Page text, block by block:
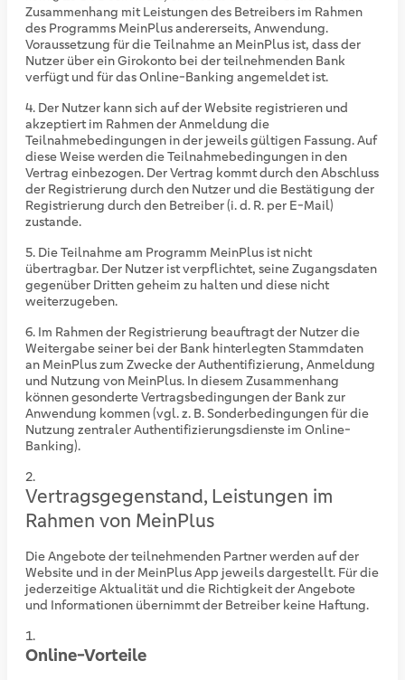
Zusammenhang mit Leistungen des Betreibers im Rahmen
des Programms MeinPlus andererseits, Anwendung.
Voraussetzung für die Teilnahme an MeinPlus ist, dass der
Nutzer über ein Girokonto bei der teilnehmenden Bank
verfügt und für das Online-Banking angemeldet ist.
Der Nutzer kann sich auf der Website registrieren und
akzeptiert im Rahmen der Anmeldung die
Teilnahmebedingungen in der jeweils gültigen Fassung. Auf
diese Weise werden die Teilnahmebedingungen in den
Vertrag einbezogen. Der Vertrag kommt durch den Abschluss
der Registrierung durch den Nutzer und die Bestätigung der
Registrierung durch den Betreiber (i. d. R. per E-Mail)
zustande.
Die Teilnahme am Programm MeinPlus ist nicht
übertragbar. Der Nutzer ist verpflichtet, seine Zugangsdaten
gegenüber Dritten geheim zu halten und diese nicht
weiterzugeben.
Im Rahmen der Registrierung beauftragt der Nutzer die
Weitergabe seiner bei der Bank hinterlegten Stammdaten
an MeinPlus zum Zwecke der Authentifizierung, Anmeldung
und Nutzung von MeinPlus. In diesem Zusammenhang
können gesonderte Vertragsbedingungen der Bank zur
Anwendung kommen (vgl. z. B. Sonderbedingungen für die
Nutzung zentraler Authentifizierungsdienste im Online-
Banking).
Vertragsgegenstand, Leistungen im
Rahmen von MeinPlus
Die Angebote der teilnehmenden Partner werden auf der
Website und in der MeinPlus App jeweils dargestellt. Für die
jederzeitige Aktualität und die Richtigkeit der Angebote
und Informationen übernimmt der Betreiber keine Haftung.
Online-Vorteile